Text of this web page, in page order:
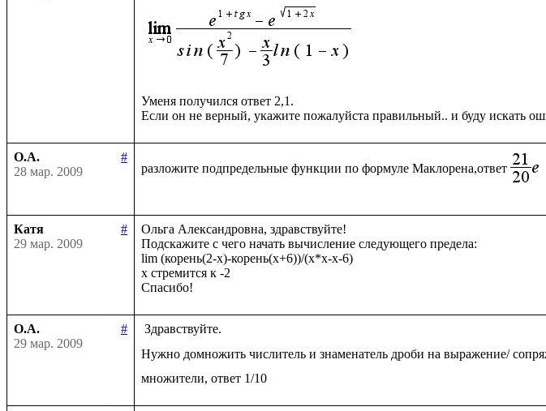
Уменя получился ответ 2,1.
О.А.
#
28 мар. 2009
разложите подпредельные функции по формуле Маклорена,ответ
Катя
#
29 мар. 2009
Ольга Александровна, здравствуйте!
Подскажите с чего начать вычисление следующего предела:
lim (корень(2-x)-корень(x+6))/(x*x-x-6)
x стремится к -2
О.А.
#
29 мар. 2009
Нужно домножить числитель и знаменатель дроби на выражение/